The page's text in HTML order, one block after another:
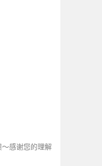
感谢您的理解